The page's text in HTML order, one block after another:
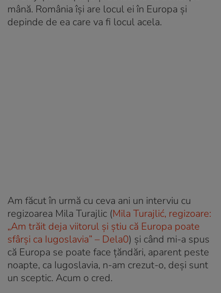
mână. România își are locul ei în Europa și
depinde de ea care va fi locul acela.
Am făcut în urmă cu ceva ani un interviu cu
regizoarea Mila Turajlic (Mila Turajlić, regizoare:
„Am trăit deja viitorul și știu că Europa poate
sfârși ca Iugoslavia” – Dela0) și când mi-a spus
că Europa se poate face țăndări, aparent peste
noapte, ca Iugoslavia, n-am crezut-o, deși sunt
un sceptic. Acum o cred.